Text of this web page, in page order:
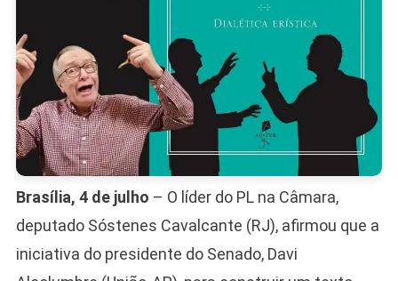
Brasília, 4 de julho – O líder do PL na Câmara,
deputado Sóstenes Cavalcante (RJ), afirmou que a
iniciativa do presidente do Senado, Davi